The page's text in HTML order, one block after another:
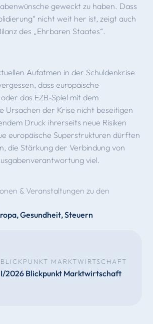
geweckt zu haben. Dass
nicht weit her ist, zeigt auch
des „Ehrbaren Staates“.
Aufatmen in der Schuldenkrise
dass europäische
das EZB-Spiel mit dem
Ursachen der Krise nicht beseitigen
Druck ihrerseits neue Risiken
europäische Superstrukturen dürften
die Stärkung der Verbindung von
viel.
& Veranstaltungen zu den
,Gesundheit,Steuern
BLICKPUNKT MARKTWIRTSCHAFT
I/2026 Blickpunkt Marktwirtschaft